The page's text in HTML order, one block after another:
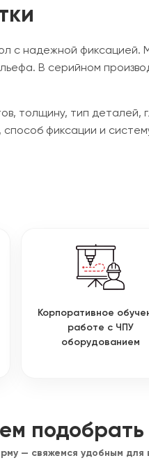
с надежной
В серийном
толщину, тип деталей,
фиксации и
Корпоративное
работе с ЧПУ
оборудованием
— свяжемся удобным для